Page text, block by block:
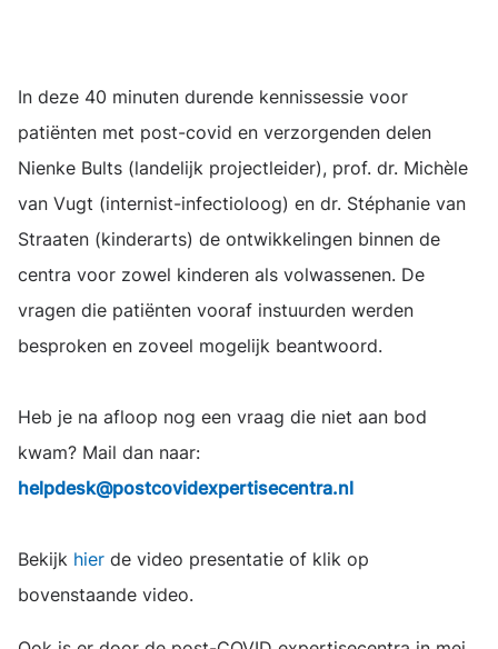
In deze 40 minuten durende kennissessie voor
patiënten met post-covid en verzorgenden delen
Nienke Bults (landelijk projectleider), prof. dr. Michèle
van Vugt (internist-infectioloog) en dr. Stéphanie van
Straaten (kinderarts) de ontwikkelingen binnen de
centra voor zowel kinderen als volwassenen. De
vragen die patiënten vooraf instuurden werden
besproken en zoveel mogelijk beantwoord.
Heb je na afloop nog een vraag die niet aan bod
kwam? Mail dan naar:
helpdesk@postcovidexpertisecentra.nl
Bekijk hier de video presentatie of klik op
bovenstaande video.